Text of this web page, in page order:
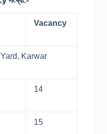
Vacancy
Karwar
14
15